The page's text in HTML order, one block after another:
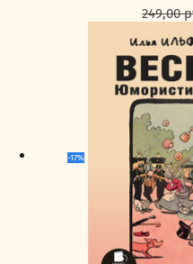
249,00
-17%